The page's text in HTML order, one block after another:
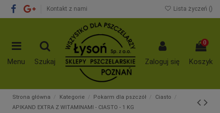
Kontakt z nami Lista życzeń ()
Menu Szukaj Zaloguj się
0
Koszyk
Strona główna Kategorie Pokarm dla pszczół
Ciasto
APIKAND EXTRA Z WITAMINAMI - CIASTO - 1 KG